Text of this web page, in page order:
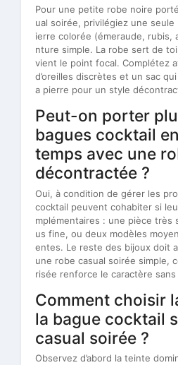
Pour une petite robe noire
ual soirée, privilégiez une
ierre colorée (émeraude, rubis,
nture simple. La robe sert de
vient le point focal. Complétez
d’oreilles discrètes et un sac
a pierre pour un style
Peut-on porter
bagues cocktail
temps avec une
décontractée ?
Oui, à condition de gérer les
cocktail peuvent cohabiter si
mplémentaires : une pièce très
us fine, ou deux modèles
entes. Le reste des bijoux doit
une robe casual soirée simple,
risée renforce le caractère
Comment choisir
la bague cocktail
casual soirée ?
Observez d’abord la teinte